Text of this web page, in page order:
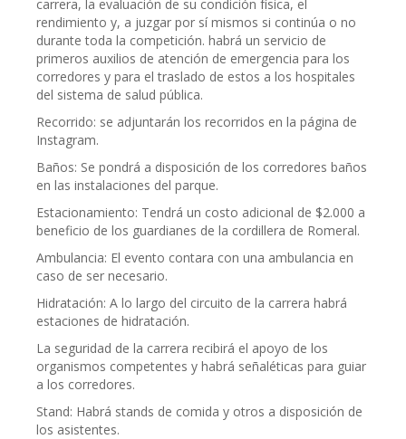
carrera, la evaluación de su condición física, el
rendimiento y, a juzgar por sí mismos si continúa o no
durante toda la competición. habrá un servicio de
primeros auxilios de atención de emergencia para los
corredores y para el traslado de estos a los hospitales
del sistema de salud pública.
Recorrido: se adjuntarán los recorridos en la página de
Instagram.
Baños: Se pondrá a disposición de los corredores baños
en las instalaciones del parque.
Estacionamiento: Tendrá un costo adicional de $2.000 a
beneficio de los guardianes de la cordillera de Romeral.
Ambulancia: El evento contara con una ambulancia en
caso de ser necesario.
Hidratación: A lo largo del circuito de la carrera habrá
estaciones de hidratación.
La seguridad de la carrera recibirá el apoyo de los
organismos competentes y habrá señaléticas para guiar
a los corredores.
Stand: Habrá stands de comida y otros a disposición de
los asistentes.